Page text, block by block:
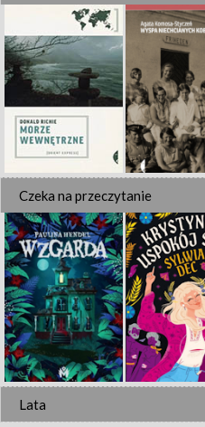
Czeka na przeczytanie
Lata